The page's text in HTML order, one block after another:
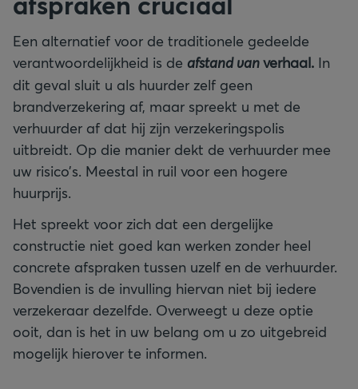
Een alternatief voor de traditionele gedeelde
verantwoordelijkheid is de afstand vanverhaal. In
dit geval sluit u als huurder zelf geen
brandverzekering af, maar spreekt u met de
verhuurder af dat hij zijn verzekeringspolis
uitbreidt. Op die manier dekt de verhuurder mee
uw risico’s. Meestal in ruil voor een hogere
huurprijs.
Het spreekt voor zich dat een dergelijke
constructie niet goed kan werken zonder heel
concrete afspraken tussen uzelf en de verhuurder.
Bovendien is de invulling hiervan niet bij iedere
verzekeraar dezelfde. Overweegt u deze optie
ooit, dan is het in uw belang om u zo uitgebreid
mogelijk hierover te informen.